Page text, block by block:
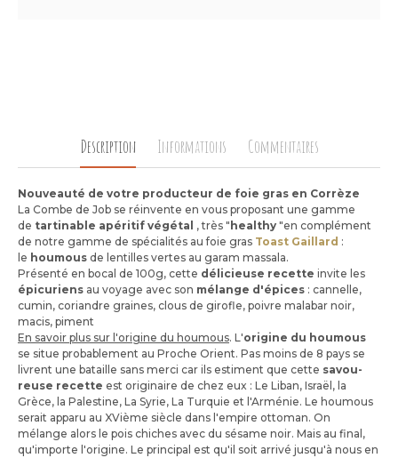
Description Informations Commentaires
Nou­veauté de votre pro­duc­teur de foie gras en Cor­rèze
La Combe de Job se réin­vente en vous pro­po­sant une gamme
de tar­ti­nable apé­ri­tif végé­tal , très " heal­thy "en com­plé­ment
de notre gamme de spé­cia­li­tés au foie gras Toast Gaillard :
le hou­mous de len­tilles vertes au garam mas­sala.
Pré­senté en bocal de 100g, cette déli­cieuse recette invite les
épi­cu­riens au voyage avec son mélange d'épices : can­nelle,
cumin, coriandre graines, clous de girofle, poivre mala­bar noir,
macis, piment
En savoir plus sur l'ori­gine du hou­mous. L'ori­gine du hou­mous
se situe pro­ba­ble­ment au Proche Orient. Pas moins de 8 pays se
livrent une bataille sans merci car ils estiment que cette savou­
reuse recette est ori­gi­naire de chez eux : Le Liban, Israël, la
Grèce, la Pales­tine, La Syrie, La Tur­quie et l'Ar­mé­nie. Le hou­mous
serait apparu au XVième siècle dans l'em­pire otto­man. On
mélange alors le pois chiches avec du sésame noir. Mais au final,
qu'im­porte l'ori­gine. Le prin­ci­pal est qu'il soit arrivé jus­qu'à nous en